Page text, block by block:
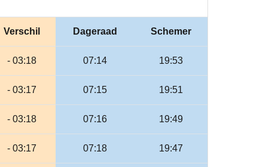
Verschil Dageraad Schemer
- 03:18 07:14 19:53
- 03:17 07:15 19:51
- 03:18 07:16 19:49
- 03:17 07:18 19:47